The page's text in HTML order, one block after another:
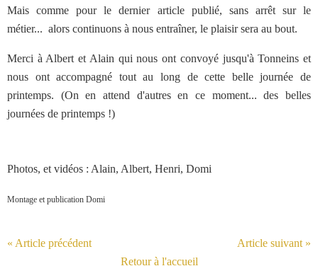
Mais comme pour le dernier article publié, sans arrêt sur le
métier... alors continuons à nous entraîner, le plaisir sera au bout.
Merci à Albert et Alain qui nous ont convoyé jusqu'à Tonneins et
nous ont accompagné tout au long de cette belle journée de
printemps. (On en attend d'autres en ce moment... des belles
journées de printemps !)
Photos, et vidéos : Alain, Albert, Henri, Domi
Montage et publication Domi
« Article précédent
Article suivant »
Retour à l'accueil